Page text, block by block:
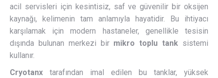
acil servisleri için kesintisiz, saf ve güvenilir bir oksijen
kaynağı, kelimenin tam anlamıyla hayatidir. Bu ihtiyacı
karşılamak için modern hastaneler, genellikle tesisin
dışında bulunan merkezi bir mikro toplu tank sistemi
kullanır.
Cryotanx tarafından imal edilen bu tanklar, yüksek